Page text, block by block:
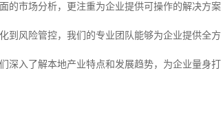
的市场分析，更注重为企业提供可操作的解决方案
到风险管控，我们的专业团队能够为企业提供全方
深入了解本地产业特点和发展趋势，为企业量身打